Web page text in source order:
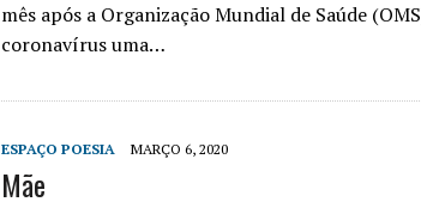
mês após a Organização Mundial de Saúde
coronavírus uma…
ESPAÇO POESIA MARÇO 6, 2020
Mãe